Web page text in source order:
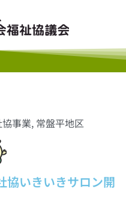
事業, 常盤平地区
いきいきサロン開